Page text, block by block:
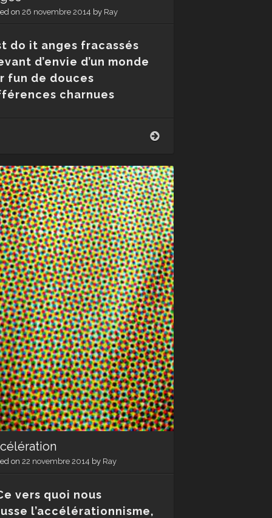
on 26 novembre 2014 by Ray
do it anges fracassés
d’envie d’un monde
fun de douces
charnues
on 22 novembre 2014 by Ray
vers quoi nous
l’accélérationnisme,